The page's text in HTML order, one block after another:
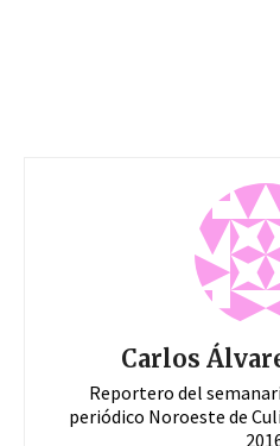
Carlos
Reportero del
periódico Noroeste de